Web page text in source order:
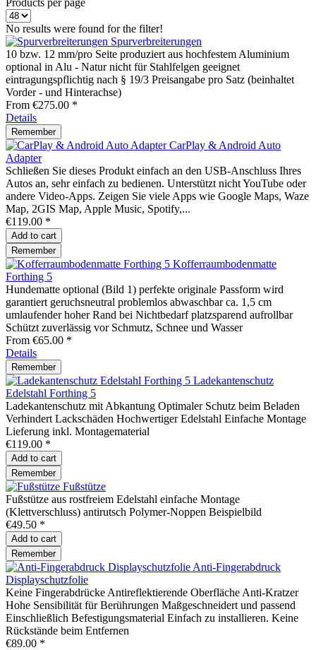
Products per page
No results were found for the filter!
Spurverbreiterungen
10 bzw. 12 mm/pro Seite produziert aus hochfestem Aluminium
optional in Alu - Natur nicht für Stahlfelgen geeignet
eintragungspflichtig nach § 19/3 Preisangabe pro Satz (beinhaltet
Vorder - und Hinterachse)
From €275.00 *
Details
Remember
CarPlay & Android Auto
Adapter
Schließen Sie dieses Produkt einfach an den USB-Anschluss Ihres
Autos an, sehr einfach zu bedienen. Unterstützt nicht YouTube oder
andere Video-Apps. Zeigen Sie viele Apps wie Google Maps, Waze
Map, 2GIS Map, Apple Music, Spotify,...
€119.00 *
Add to cart
Remember
Kofferraumbodenmatte
Forthing 5
Hundematte optional (Bild 1) perfekte originale Passform wird
garantiert geruchsneutral problemlos abwaschbar ca. 1,5 cm
umlaufender hoher Rand bei Nichtbedarf platzsparend aufrollbar
Schützt zuverlässig vor Schmutz, Schnee und Wasser
From €65.00 *
Details
Remember
Ladekantenschutz
Edelstahl Forthing 5
Ladekantenschutz mit Abkantung Optimaler Schutz beim Beladen
Verhindert Lackschäden Hochwertiger Edelstahl Einfache Montage
Lieferung inkl. Montagematerial
€119.00 *
Add to cart
Remember
Fußstütze
Fußstütze aus rostfreiem Edelstahl einfache Montage
(Klettverschluss) antirutsch Polymer-Noppen Beispielbild
€49.50 *
Add to cart
Remember
Anti-Fingerabdruck
Displayschutzfolie
Keine Fingerabdrücke Antireflektierende Oberfläche Anti-Kratzer
Hohe Sensibilität für Berührungen Maßgeschneidert und passend
Einschließlich Befestigungsmaterial Einfach zu installieren. Keine
Rückstände beim Entfernen
€89.00 *